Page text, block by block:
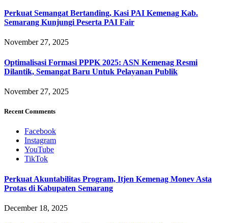
Perkuat Semangat Bertanding, Kasi PAI Kemenag Kab.
Semarang Kunjungi Peserta PAI Fair
November 27, 2025
Optimalisasi Formasi PPPK 2025: ASN Kemenag Resmi
Dilantik, Semangat Baru Untuk Pelayanan Publik
November 27, 2025
Recent Comments
Facebook
Instagram
YouTube
TikTok
Perkuat Akuntabilitas Program, Itjen Kemenag Monev Asta
Protas di Kabupaten Semarang
December 18, 2025